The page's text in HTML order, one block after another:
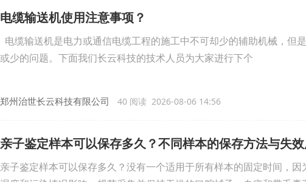
电缆输送机使用注意事项？
电缆输送机是电力或通信电缆工程的施工中不可却少的辅助机械，但
或少的问题。下面我们长云科技的技术人员为大家进行下个
郑州治世长云科技有限公司 40 阅读 2026-08-06 14:56
亲子鉴定样本可以保存多久？不同样本的保存方法与失
亲子鉴定样本可以保存多久？没有一个适用于所有样本的固定时间，